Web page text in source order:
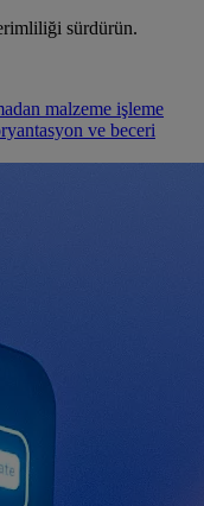
sürdürün.
malzeme işleme
ve beceri